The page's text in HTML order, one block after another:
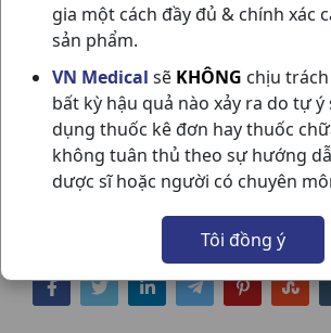
gia một cách đầy đủ & chính xác
sản phẩm.
VN Medical sẽ KHÔNG chịu
bất kỳ hậu quả nào xảy ra do tự
dụng thuốc kê đơn hay thuốc
không tuân thủ theo sự hướng
dược sĩ hoặc người có chuyên
Tôi đồng ý
PYME DIAPRO MR 30MG
PYMEPHARCO
NSX:Pymepharco
Nhóm hàng:
Tim Mạch - Lợi
Chia sẻ qua mạng xã hội: